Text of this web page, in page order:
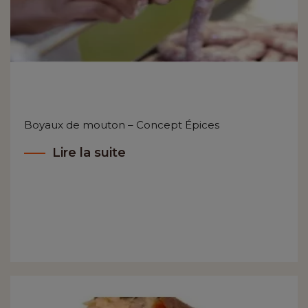
Boyaux de mouton – Concept Épices
Lire la suite